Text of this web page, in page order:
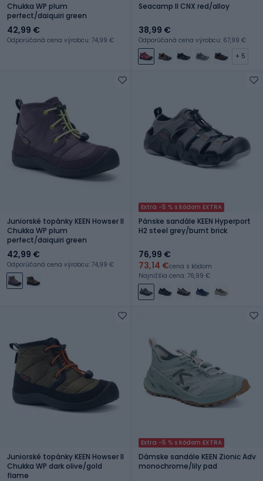
Chukka WP plum
perfect/daiquiri green
42,99 €
Odporúčaná cena výrobcu: 74,99 €
Seacamp II CNX red/alloy
38,99 €
Odporúčaná cena výrobcu: 67,99 €
+ 5
Juniorské topánky KEEN Howser II
Chukka WP plum
perfect/daiquiri green
42,99 €
Odporúčaná cena výrobcu: 74,99 €
Extra -5 % s kódom EXTRA
Pánske sandále KEEN Hyperport
H2 steel grey/burnt brick
76,99 €
73,14 €cena s kódom
Najnižšia cena: 76,99 €
Juniorské topánky KEEN Howser II
Chukka WP dark olive/gold
flame
Extra -5 % s kódom EXTRA
Dámske sandále KEEN Zionic Adv
monochrome/lily pad